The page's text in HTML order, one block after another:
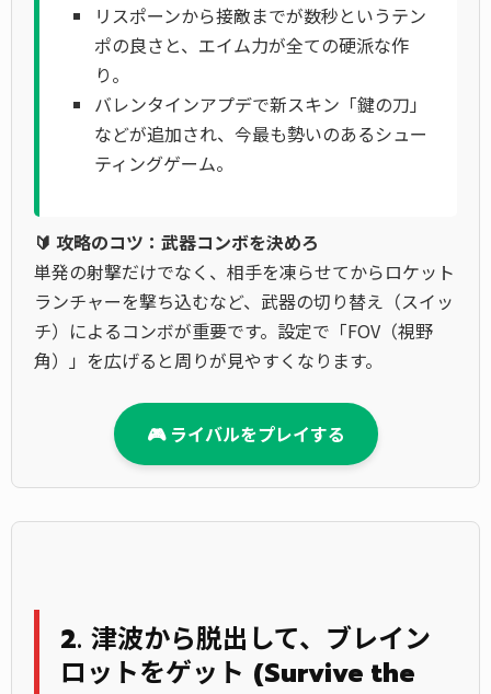
リスポーンから接敵までが数秒というテン
ポの良さと、エイム力が全ての硬派な作
り。
バレンタインアプデで新スキン「鍵の刀」
などが追加され、今最も勢いのあるシュー
ティングゲーム。
🔰 攻略のコツ：武器コンボを決めろ
単発の射撃だけでなく、相手を凍らせてからロケット
ランチャーを撃ち込むなど、武器の切り替え（スイッ
チ）によるコンボが重要です。設定で「FOV（視野
角）」を広げると周りが見やすくなります。
🎮 ライバルをプレイする
2. 津波から脱出して、ブレイン
ロットをゲット (Survive the